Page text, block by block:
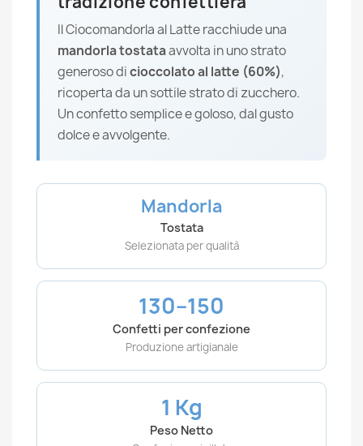
Il Ciocomandorla al Latte racchiude una
mandorla tostataavvolta in uno strato
generoso dicioccolato al latte (60%),
ricoperta da un sottile strato di zucchero.
Un confetto semplice e goloso, dal gusto
dolce e avvolgente.
Mandorla
Tostata
Selezionata per qualità
130–150
Confetti per confezione
Produzione artigianale
1 Kg
Peso Netto